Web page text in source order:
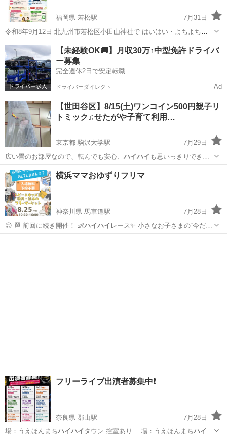
福岡県 若松駅
7月31日
令和8年9月12日 北九州市若松区小田山神社で はいはい・よちよち・
わんぱくコンテストを開催いたします 詳しくは小田山神社Instagram
をご覧ください
福岡 北九州市 若松駅 育児 コンテスト
【未経験OK🚚】月収30万↑中型免許ドライバ
ー募集
完全週休2日で安定転職
ドライバーダイレクト Ad
【世田谷区】8/15(土)ワンコイン500円親子リ
トミック♫せたがや子育て利用…
東京都 駒沢大学駅
7月29日
広い畳のお部屋なので、転んでも安心、 ハイハイ も思いっきりできま
す。 ・急な体調…
東京 世田谷区 駒沢大学駅 育児
横浜ママおゆずりフリマ
神奈川県 馬車道駅
7月28日
😊 🏁 前回に続き開催！ 👶ハイハイ レース✨ 小さなお子さまの“今だ
け…
フリーライブ出演者募集中❗️
奈良県 郡山駅
7月28日
場：うえほんまちハイハイ タウン 控室あり… 場：うえほんまちハイハ